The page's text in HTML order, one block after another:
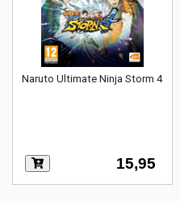
Naruto Ultimate Ninja Storm 4
15,95